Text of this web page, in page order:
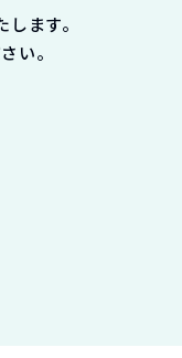
ます。
い。